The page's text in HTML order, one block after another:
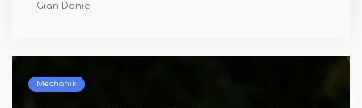
Gian Donie
Krankheiten